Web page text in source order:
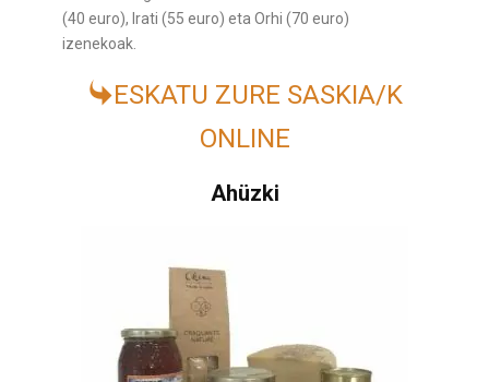
(40 euro), Irati (55 euro) eta Orhi (70 euro)
izenekoak.
ESKATU ZURE SASKIA/K
ONLINE
Ahüzki